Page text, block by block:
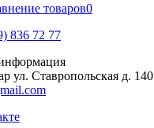
товаров0
836 72 77
ул. Ставропольская д. 140